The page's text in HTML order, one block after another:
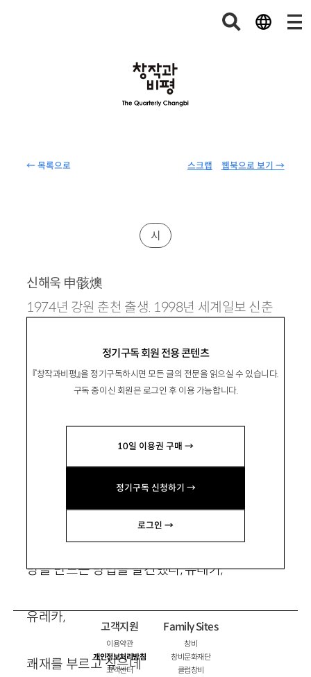
← 목록으로 웹북으로 보기 →
스크랩
정기구독 회원 전용 콘텐츠
『창작과비평』을 정기구독하시면 모든 글의 전문을 읽으실 수 있습니다.
구독 중이신 회원은 로그인 후 이용 가능합니다.
10일 이용권 구매 →
정기구독 신청하기 →
로그인 →
시
신해욱 申骸燠
1974년 강원 춘천 출생. 1998년 세계일보 신춘
『syzygy』가 있음. williwilson@hanmail.net
유클리드의 방
평행하는 두개의 직선으로
방을 만드는 방법을 발견했다, 유레카,
유레카,
쾌재를 부르고 싶은데
고객지원
이용약관
개인정보처리방침
고객센터
Family Sites
창비
창비문화재단
클럽창비